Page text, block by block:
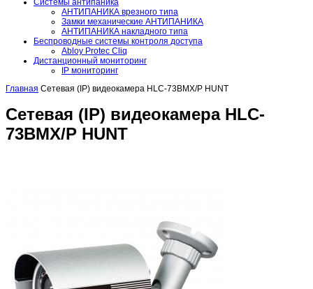
Системы антипаника
АНТИПАНИКА врезного типа
Замки механические АНТИПАНИКА
АНТИПАНИКА накладного типа
Беспроводные системы контроля доступа
Abloy Protec Cliq
Дистанционный мониторинг
IP мониторинг
Главная Сетевая (IP) видеокамера HLC-73BMX/P HUNT
Сетевая (IP) видеокамера HLC-
73BMX/P HUNT